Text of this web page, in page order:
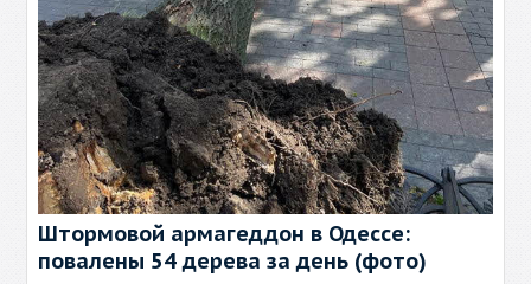
Штормовой армагеддон в Одессе:
повалены 54 дерева за день (фото)